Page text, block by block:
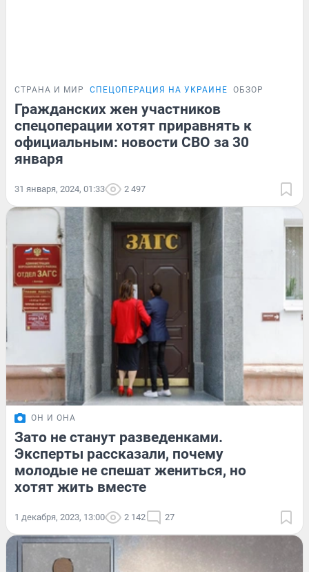
СТРАНА И МИР СПЕЦОПЕРАЦИЯ НА УКРАИНЕ ОБЗОР
Гражданских жен участников
спецоперации хотят приравнять к
официальным: новости СВО за 30
января
31 января, 2024, 01:33 2 497
ОН И ОНА
Зато не станут разведенками.
Эксперты рассказали, почему
молодые не спешат жениться, но
хотят жить вместе
1 декабря, 2023, 13:00 2 142 27